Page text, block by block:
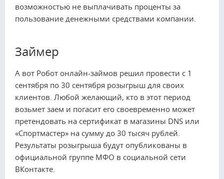
возможностью не выплачивать проценты за
пользование денежными средствами компании.
Займер
А вот Робот онлайн-займов решил провести с 1
сентября по 30 сентября розыгрыш для своих
клиентов. Любой желающий, кто в этот период
возьмет заем и погасит его своевременно может
претендовать на сертификат в магазины DNS или
«Спортмастер» на сумму до 30 тысяч рублей.
Результаты розыгрыша будут опубликованы в
официальной группе МФО в социальной сети
ВКонтакте.